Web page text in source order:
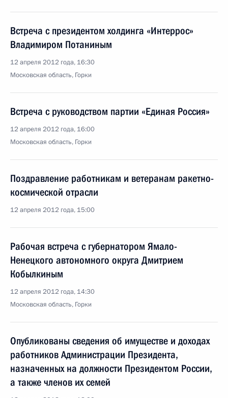
Встреча с президентом холдинга «Интеррос»
Владимиром Потаниным
12 апреля 2012 года, 16:30
Московская область, Горки
Встреча с руководством партии «Единая Россия»
12 апреля 2012 года, 16:00
Московская область, Горки
Поздравление работникам и ветеранам ракетно-
космической отрасли
12 апреля 2012 года, 15:00
Рабочая встреча с губернатором Ямало-
Ненецкого автономного округа Дмитрием
Кобылкиным
12 апреля 2012 года, 14:30
Московская область, Горки
Опубликованы сведения об имуществе и доходах
работников Администрации Президента,
назначенных на должности Президентом России,
а также членов их семей